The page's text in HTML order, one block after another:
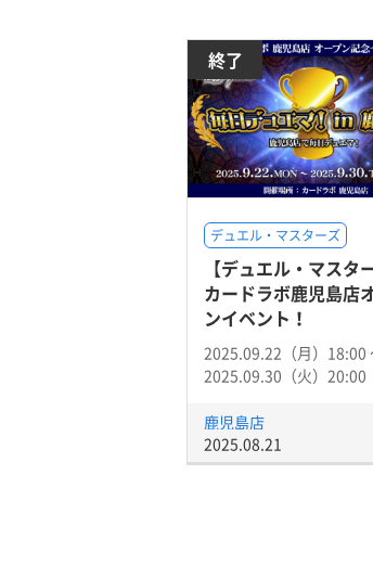
終了
デュエル・マスターズ
【デュエル・マスタ
カードラボ鹿児島店
ンイベント！
2025.09.22（月）18:00
2025.09.30（火）20:00
鹿児島店
2025.08.21